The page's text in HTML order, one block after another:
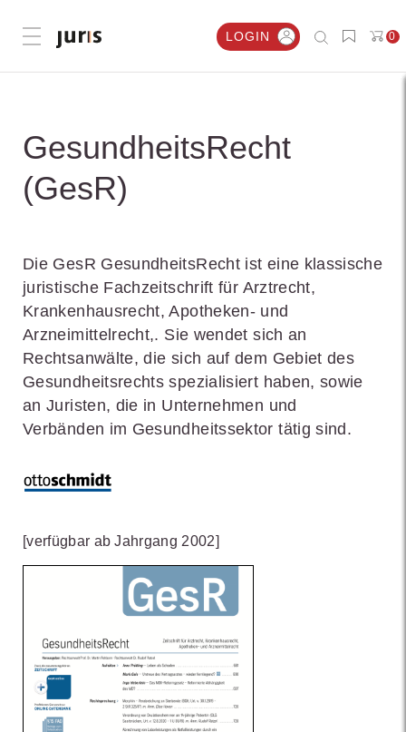
Menü öffnen LOGIN 0
GesundheitsRecht
(GesR)
Die GesR GesundheitsRecht ist eine klassische
juristische Fachzeitschrift für Arztrecht,
Krankenhausrecht, Apotheken- und
Arzneimittelrecht,. Sie wendet sich an
Rechtsanwälte, die sich auf dem Gebiet des
Gesundheitsrechts spezialisiert haben, sowie
an Juristen, die in Unternehmen und
Verbänden im Gesundheitssektor tätig sind.
[verfügbar ab Jahrgang 2002]